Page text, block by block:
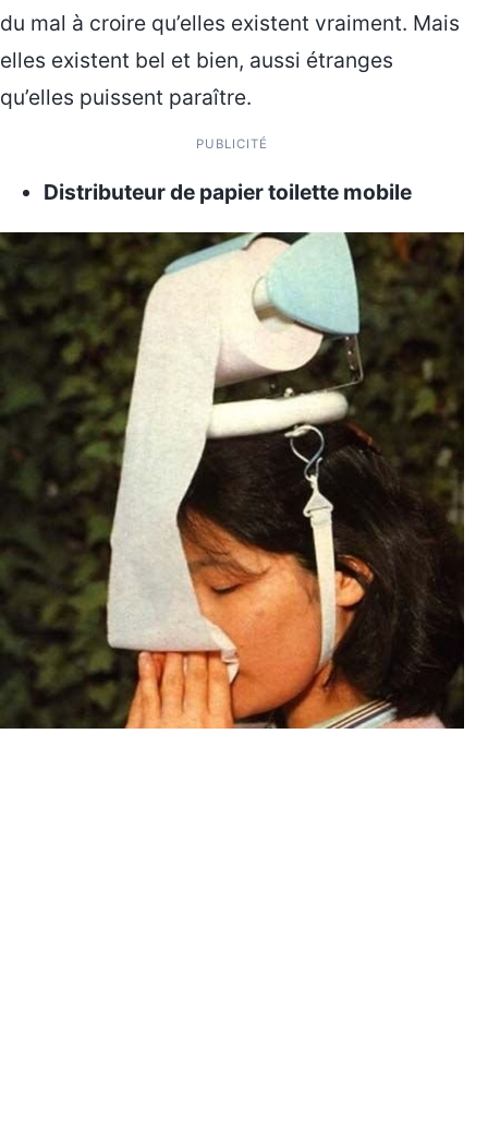
du mal à croire qu’elles existent vraiment. Mais
elles existent bel et bien, aussi étranges
qu’elles puissent paraître.
PUBLICITÉ
Distributeur de papier toilette mobile